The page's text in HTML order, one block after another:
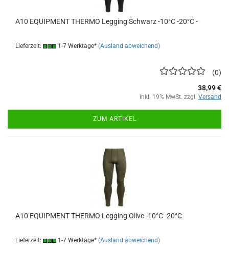
A10 EQUIPMENT THERMO Legging Schwarz -10°C -20°C -
Lieferzeit: 1-7 Werktage* (Ausland abweichend)
0
38,99 €
inkl. 19% MwSt. zzgl. Versand
ZUM ARTIKEL
A10 EQUIPMENT THERMO Legging Olive -10°C -20°C
Lieferzeit: 1-7 Werktage* (Ausland abweichend)